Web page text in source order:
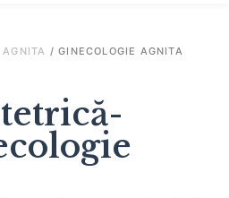
/GINECOLOGIE AGNITA